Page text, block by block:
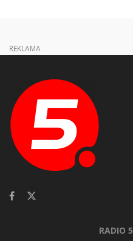
REKLAMA
RADIO